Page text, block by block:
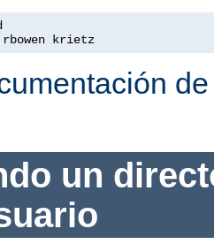
rbowen krietz
un